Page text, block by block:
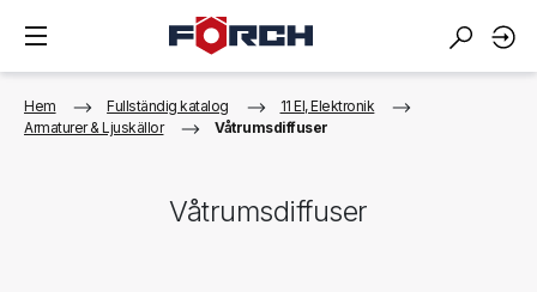
Hem Fullständig katalog
11 El, Elektronik
Armaturer & Ljuskällor
Våtrumsdiffuser
Våtrumsdiffuser